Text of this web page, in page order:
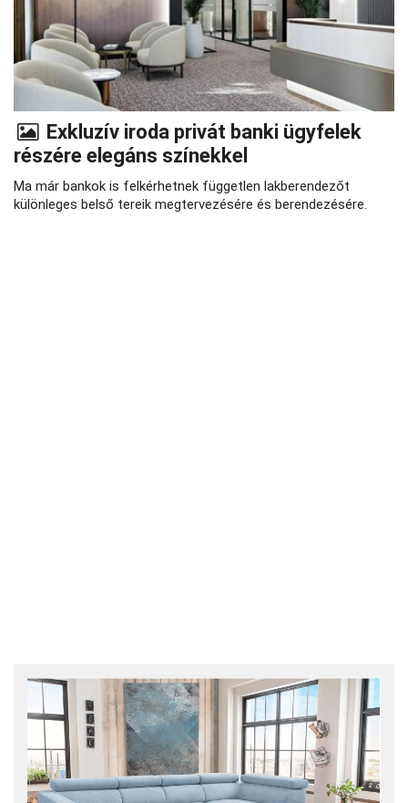
Exkluzív iroda privát banki ügyfelek
részére elegáns színekkel
Ma már bankok is felkérhetnek független lakberendezőt
különleges belső tereik megtervezésére és berendezésére.